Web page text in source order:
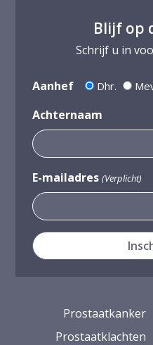
Blijf op
Schrijf u in
Aanhef Dhr.
Achternaam
E-mailadres (Verplicht)
Prostaatkanker
Prostaatklachten